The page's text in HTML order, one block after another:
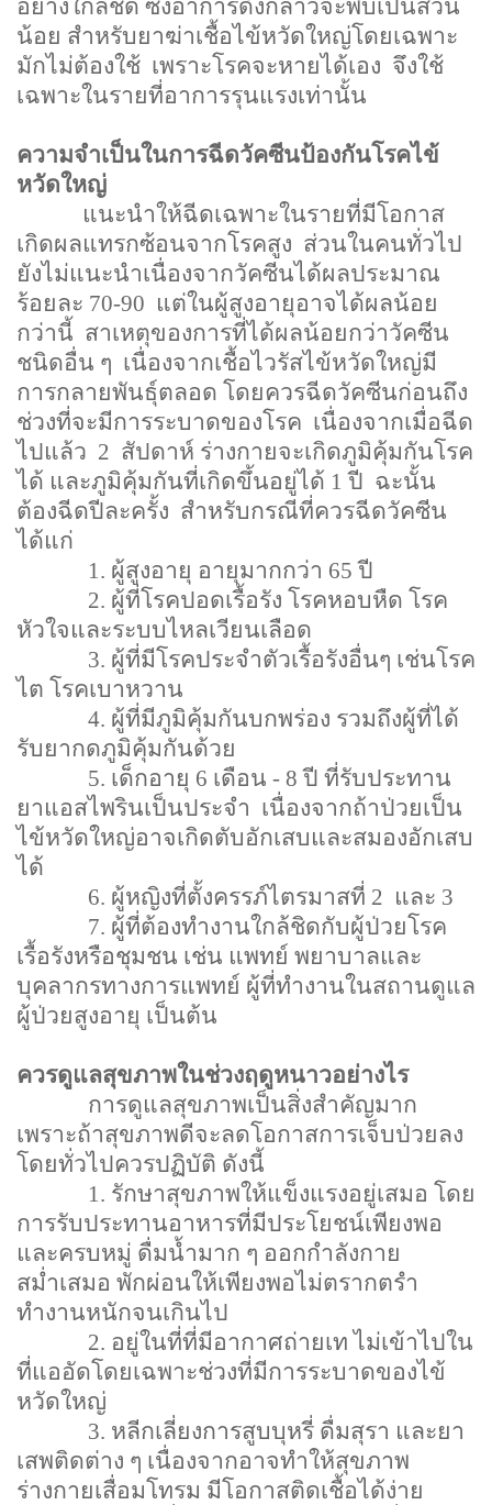
อย่างใกล้ชิด ซึ่งอาการดังกล่าวจะพบเป็นส่วน
น้อย สำหรับยาฆ่าเชื้อไข้หวัดใหญ่โดยเฉพาะ
มักไม่ต้องใช้ เพราะโรคจะหายได้เอง จึงใช้
เฉพาะในรายที่อาการรุนแรงเท่านั้น
ความจำเป็นในการฉีดวัคซีนป้องกันโรคไข้
หวัดใหญ่
แนะนำให้ฉีดเฉพาะในรายที่มีโอกาส
เกิดผลแทรกซ้อนจากโรคสูง ส่วนในคนทั่วไป
ยังไม่แนะนำเนื่องจากวัคซีนได้ผลประมาณ
ร้อยละ 70-90 แต่ในผู้สูงอายุอาจได้ผลน้อย
กว่านี้ สาเหตุของการที่ได้ผลน้อยกว่าวัคซีน
ชนิดอื่น ๆ เนื่องจากเชื้อไวรัสไข้หวัดใหญ่มี
การกลายพันธุ์ตลอด โดยควรฉีดวัคซีนก่อนถึง
ช่วงที่จะมีการระบาดของโรค เนื่องจากเมื่อฉีด
ไปแล้ว 2 สัปดาห์ ร่างกายจะเกิดภูมิคุ้มกันโรค
ได้ และภูมิคุ้มกันที่เกิดขึ้นอยู่ได้ 1ปี ฉะนั้น
ต้องฉีดปีละครั้ง สำหรับกรณีที่ควรฉีดวัคซีน
ได้แก่
1. ผู้สูงอายุ อายุมากกว่า 65ปี
2. ผู้ที่โรคปอดเรื้อรัง โรคหอบหืด โรค
หัวใจและระบบไหลเวียนเลือด
3. ผู้ที่มีโรคประจำตัวเรื้อรังอื่นๆ เช่นโรค
ไต โรคเบาหวาน
4. ผู้ที่มีภูมิคุ้มกันบกพร่อง รวมถึงผู้ที่ได้
รับยากดภูมิคุ้มกันด้วย
5. เด็กอายุ 6 เดือน - 8ปี ที่รับประทาน
ยาแอสไพรินเป็นประจำ เนื่องจากถ้าป่วยเป็น
ไข้หวัดใหญ่อาจเกิดตับอักเสบและสมองอักเสบ
ได้
6. ผู้หญิงที่ตั้งครรภ์ไตรมาสที่ 2 และ 3
7. ผู้ที่ต้องทำงานใกล้ชิดกับผู้ป่วยโรค
เรื้อรังหรือชุมชน เช่น แพทย์ พยาบาลและ
บุคลากรทางการแพทย์ ผู้ที่ทำงานในสถานดูแล
ผู้ป่วยสูงอายุ เป็นต้น
ควรดูแลสุขภาพในช่วงฤดูหนาวอย่างไร
การดูแลสุขภาพเป็นสิ่งสำคัญมาก
เพราะถ้าสุขภาพดีจะลดโอกาสการเจ็บป่วยลง
โดยทั่วไปควรปฏิบัติ ดังนี้
1. รักษาสุขภาพให้แข็งแรงอยู่เสมอ โดย
การรับประทานอาหารที่มีประโยชน์เพียงพอ
และครบหมู่ ดื่มน้ำมาก ๆ ออกกำลังกาย
สม่ำเสมอ พักผ่อนให้เพียงพอไม่ตรากตรำ
ทำงานหนักจนเกินไป
2. อยู่ในที่ที่มีอากาศถ่ายเท ไม่เข้าไปใน
ที่แออัดโดยเฉพาะช่วงที่มีการระบาดของไข้
หวัดใหญ่
3. หลีกเลี่ยงการสูบบุหรี่ ดื่มสุรา และยา
เสพติดต่าง ๆ เนื่องจากอาจทำให้สุขภาพ
ร่างกายเสื่อมโทรม มีโอกาสติดเชื้อได้ง่าย